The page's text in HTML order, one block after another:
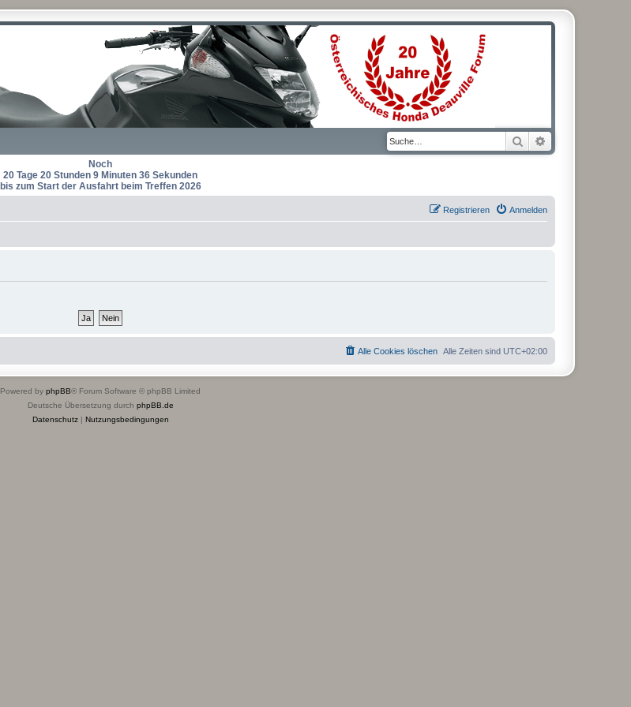
Suche
Noch
20 Tage 20 Stunden 9 Minuten 36 Sekunden
bis zum Start der Ausfahrt beim Treffen 2026
Anmelden
Registrieren
Alle Zeiten sind UTC+02:00
Alle Cookies löschen
Powered by phpBB® Forum Software © phpBB Limited
Deutsche Übersetzung durch phpBB.de
Datenschutz| Nutzungsbedingungen